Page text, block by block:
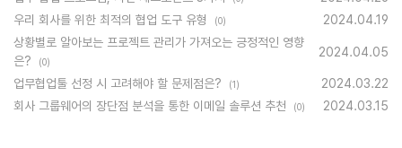
우리 회사를 위한 최적의 협업 도구 유형
(0)
2024.04.19
상황별로 알아보는 프로젝트 관리가 가져오는 긍정적인 영향
은?
(0)
2024.04.05
업무협업툴 선정 시 고려해야 할 문제점은? (1)
2024.03.22
회사 그룹웨어의 장단점 분석을 통한 이메일 솔루션 추천
(0) 2024.03.15